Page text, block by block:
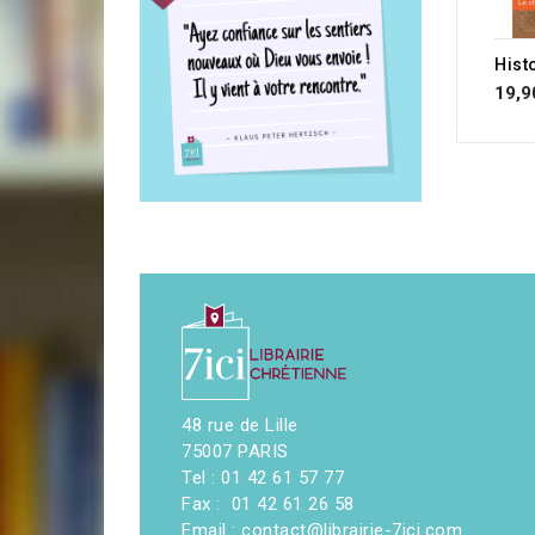
48 rue de Lille
75007 PARIS
Tel : 01 42 61 57 77
Fax : 01 42 61 26 58
Email : contact@librairie-7ici.com